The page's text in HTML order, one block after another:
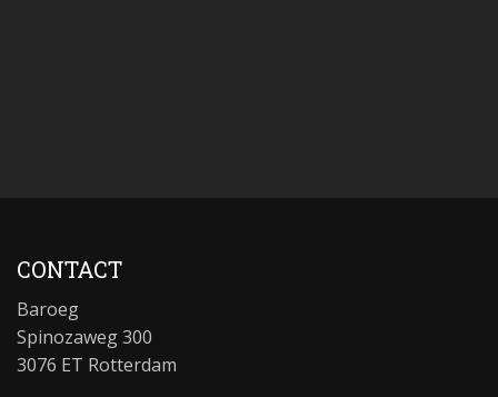
CONTACT
Baroeg
Spinozaweg 300
3076 ET Rotterdam